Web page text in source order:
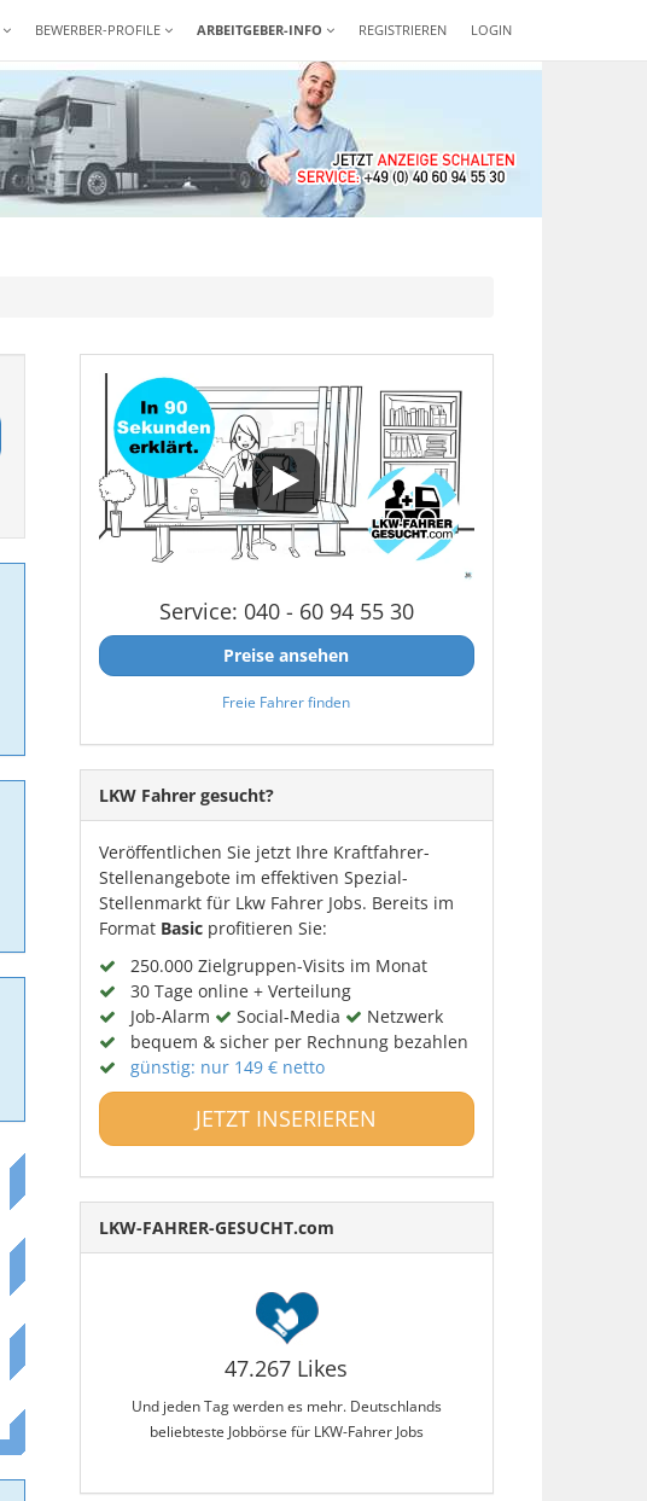
REGISTRIEREN LOGIN
BEWERBER-PROFILE ARBEITGEBER-INFO
Service: 040 - 60 94 55 30
Preise ansehen
Freie Fahrer finden
LKW Fahrer gesucht?
Veröffentlichen Sie jetzt Ihre Kraftfahrer-
Stellenangebote im effektiven Spezial-
Stellenmarkt für Lkw Fahrer Jobs. Bereits im
Format Basicprofitieren Sie:
250.000 Zielgruppen-Visits im Monat
30 Tage online + Verteilung
Job-Alarm
Social-Media
Netzwerk
bequem & sicher per Rechnung bezahlen
günstig: nur 149 € netto
JETZT INSERIEREN
LKW-FAHRER-GESUCHT.com
47.267 Likes
Und jeden Tag werden es mehr. Deutschlands
beliebteste Jobbörse für LKW-Fahrer Jobs